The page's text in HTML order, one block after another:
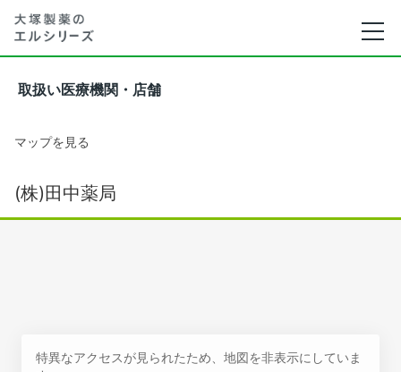
取扱い医療機関・店舗
マップを見る
(株)田中薬局
特異なアクセスが見られたため、地図を非表示にしていま